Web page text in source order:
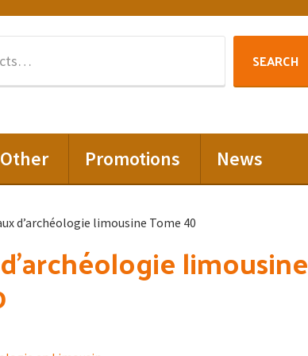
SEARCH
Other Promotions News
d’archéologie limousine Tome 40
limousine